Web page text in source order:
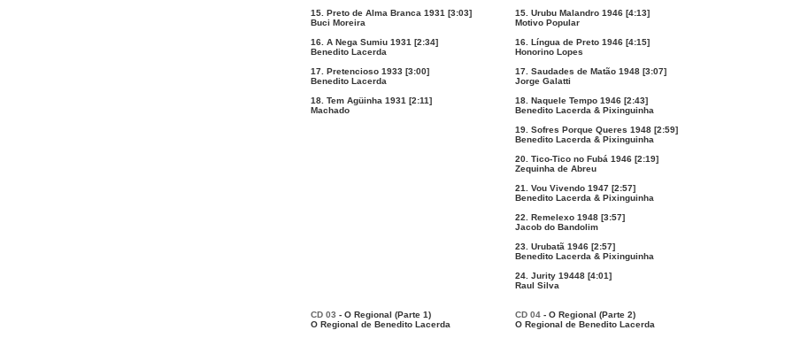
15. Preto de Alma Branca 1931 [3:03]
Buci Moreira
16. A Nega Sumiu 1931 [2:34]
Benedito Lacerda
17. Pretencioso 1933 [3:00]
Benedito Lacerda
18. Tem Agüinha 1931 [2:11]
Machado
15. Urubu Malandro 1946 [4:13]
Motivo Popular
16. Língua de Preto 1946 [4:15]
Honorino Lopes
17. Saudades de Matão 1948 [3:07]
Jorge Galatti
18. Naquele Tempo 1946 [2:43]
Benedito Lacerda & Pixinguinha
19. Sofres Porque Queres 1948 [2:59]
Benedito Lacerda & Pixinguinha
20. Tico-Tico no Fubá 1946 [2:19]
Zequinha de Abreu
21. Vou Vivendo 1947 [2:57]
Benedito Lacerda & Pixinguinha
22. Remelexo 1948 [3:57]
Jacob do Bandolim
23. Urubatã 1946 [2:57]
Benedito Lacerda & Pixinguinha
24. Jurity 19448 [4:01]
Raul Silva
CD 03 - O Regional (Parte 1)
O Regional de Benedito Lacerda
CD 04 - O Regional (Parte 2)
O Regional de Benedito Lacerda